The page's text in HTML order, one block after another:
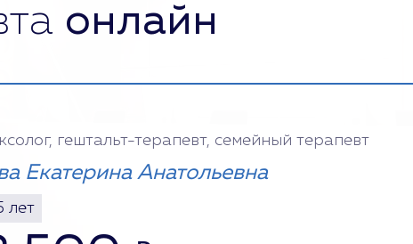
онлайн
гештальт-терапевт, семейный терапевт
Екатерина Анатольевна
лет